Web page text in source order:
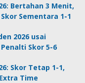
Bertahan 3 Menit,
Sementara 1-1
2026 usai
Skor 5-6
Skor Tetap 1-1,
Time